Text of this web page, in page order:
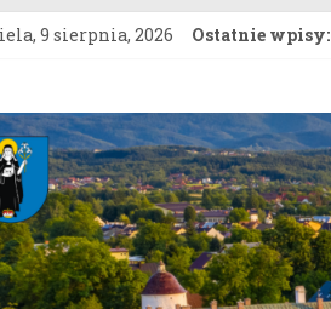
9 sierpnia, 2026 Ostatnie wpisy: